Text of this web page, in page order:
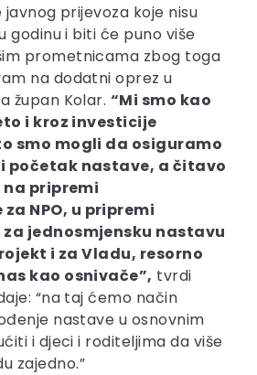
prijevoza koje nisu
godinu i biti će puno više
prometnicama zbog toga
na dodatni oprez u
župan Kolar. “Mi smo kao
i kroz investicije
smo mogli da osiguramo
početak nastave, a čitavo
pripremi
NPO, u pripremi
jednosmjensku nastavu
i za Vladu, resorno
kao osnivače”, tvrdi
“na taj ćemo način
nastave u osnovnim
i djeci i roditeljima da više
zajedno.”